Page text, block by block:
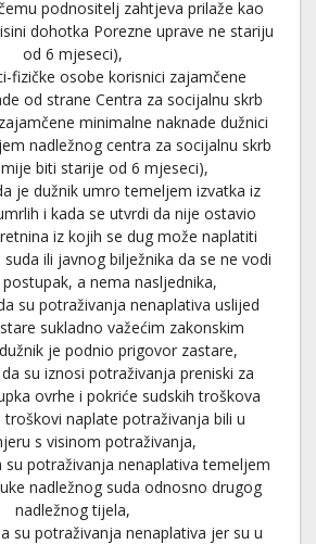
podnositelj zahtjeva prilaže kao
dohotka Porezne uprave ne stariju
od 6 mjeseci),
fizičke osobe korisnici zajamčene
od strane Centra za socijalnu skrb
minimalne naknade dužnici
nadležnog centra za socijalnu skrb
biti starije od 6 mjeseci),
je dužnik umro temeljem izvatka iz
i kada se utvrdi da nije ostavio
iz kojih se dug može naplatiti
ili javnog bilježnika da se ne vodi
a nema nasljednika,
su potraživanja nenaplativa uslijed
sukladno važećim zakonskim
je podnio prigovor zastare,
da su iznosi potraživanja preniski za
ovrhe i pokriće sudskih troškova
naplate potraživanja bili u
s visinom potraživanja,
su potraživanja nenaplativa temeljem
nadležnog suda odnosno drugog
nadležnog tijela,
su potraživanja nenaplativa jer su u